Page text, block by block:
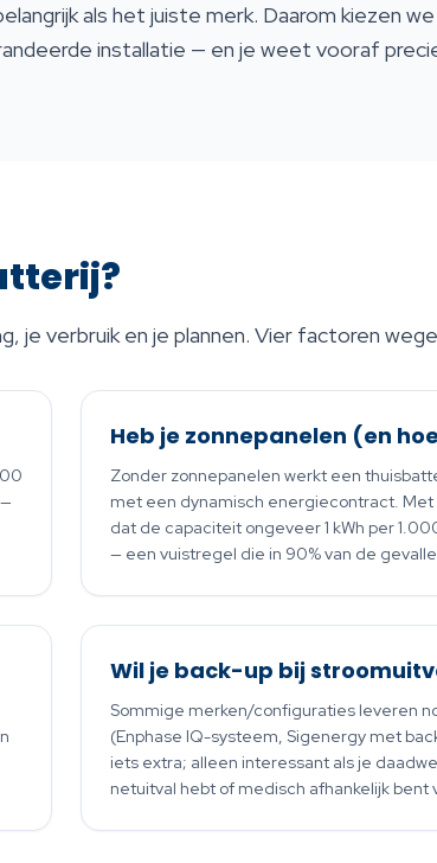
als het juiste merk. Daarom kiezen
installatie — en je weet vooraf
je verbruik en je plannen. Vier factoren
Heb je zonnepanelen (en
Zonder zonnepanelen werkt een
met een dynamisch energiecontract. Met
dat de capaciteit ongeveer 1 kWh per
— een vuistregel die in 90% van de
Wil je back-up bij
Sommige merken/configuraties leveren
(Enphase IQ-systeem, Sigenergy met
iets extra; alleen interessant als je
netuitval hebt of medisch afhankelijk bent